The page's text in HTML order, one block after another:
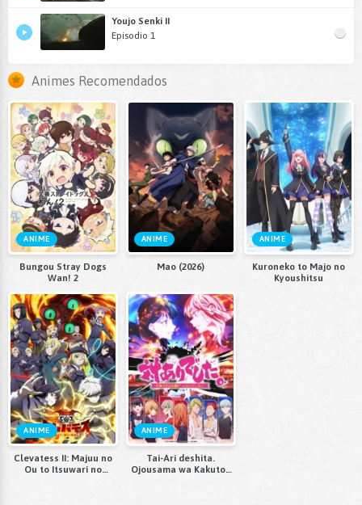
Youjo Senki II
Episodio 1
Animes Recomendados
ANIME
Bungou Stray Dogs
Wan! 2
ANIME
Mao (2026)
ANIME
Kuroneko to Majo no
Kyoushitsu
ANIME
Clevatess II: Majuu no
Ou to Itsuwari no
ANIME
Tai-Ari deshita.
Ojousama wa Kakutou